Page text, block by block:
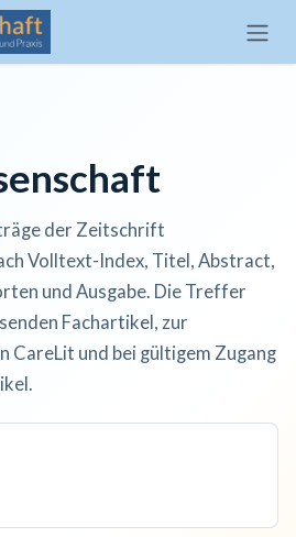
der Zeitschrift
Volltext-Index, Titel, Abstract,
und Ausgabe. Die Treffer
Fachartikel, zur
CareLit und bei gültigem Zugang